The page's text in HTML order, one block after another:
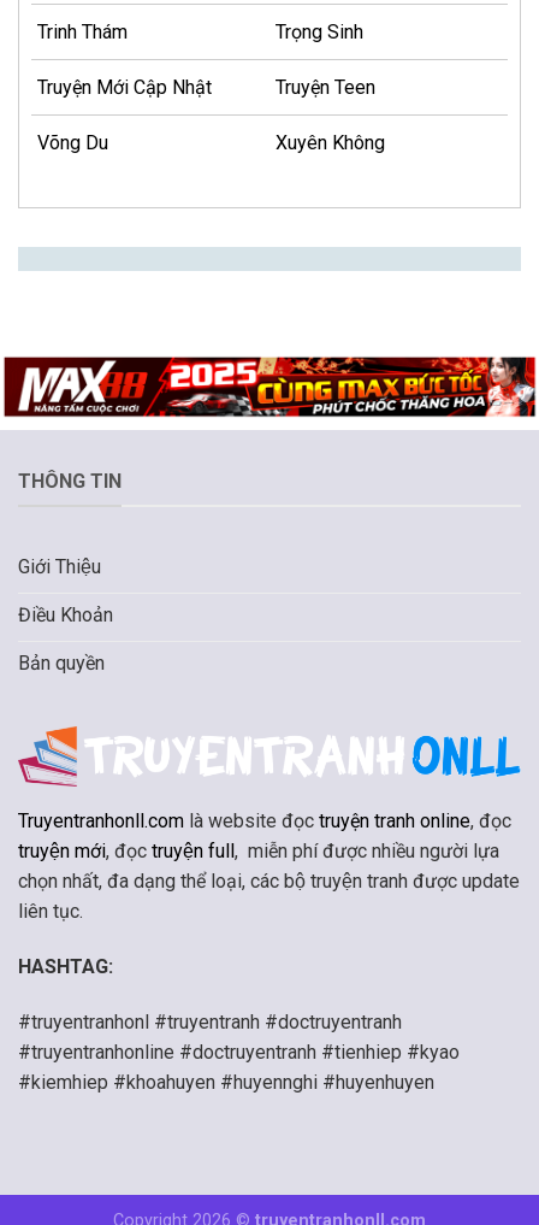
Trinh Thám Trọng Sinh
Truyện Mới Cập Nhật Truyện Teen
Võng Du Xuyên Không
THÔNG TIN
Giới Thiệu
Điều Khoản
Bản quyền
Truyentranhonll.com là website đọc truyện tranh online, đọc
truyện mới, đọc truyện full, miễn phí được nhiều người lựa
chọn nhất, đa dạng thể loại, các bộ truyện tranh được update
liên tục.
HASHTAG:
#truyentranhonl #truyentranh #doctruyentranh
#truyentranhonline #doctruyentranh #tienhiep #kyao
#kiemhiep #khoahuyen #huyennghi #huyenhuyen
Copyright 2026 © truyentranhonll.com